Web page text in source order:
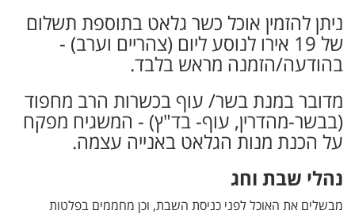
ניתן להזמין אוכל כשר גלאט בתוספת תשלום
של 19 אירו לנוסע ליום (צהריים וערב) -
בהודעה/הזמנה מראש בלבד.
מדובר במנת בשר/ עוף בכשרות הרב מחפוד
(בבשר-מהדרין, עוף- בד"ץ) - המשגיח מפקח
על הכנת מנות הגלאט באנייה עצמה.
נהלי שבת וחג
מבשלים את האוכל לפני כניסת השבת, וכן מחממים בפלטות